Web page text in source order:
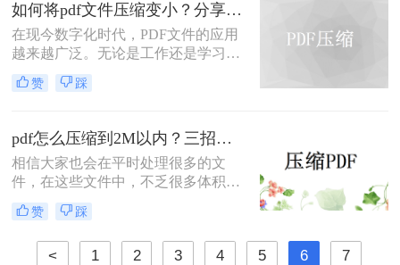
帮助你压缩PDF文件大小，提高文件
的传输速度。
如何将pdf文件压缩变小？分享几个PDF压缩方法！
在现今数字化时代，PDF文件的应用
越来越广泛。无论是工作还是学习，
我们经常会用到PDF文件。然而，有
时候我们会发现一个问题：PDF文件
比如文件上传和分享的时候，会消耗
过多的时间和网络流量。那么有没有
什么方法可以将PDF文件压缩，使得
文件大小变小呢？答案是肯定的！接
下来，我将为大家详细介绍如何将pdf
文件压缩变小方法。
赞 踩
pdf怎么压缩到2M以内？三招轻松解决！
相信大家也会在平时处理很多的文
件，在这些文件中，不乏很多体积较
大的文件，如果发送给别人会需要很
长时间，为了节约时间，我们可以将
PDF文件极致压缩，这样就可以节约
很大内存，传输文件也会变得方便，
赞 踩
< 1 2 3 4 5 6 7